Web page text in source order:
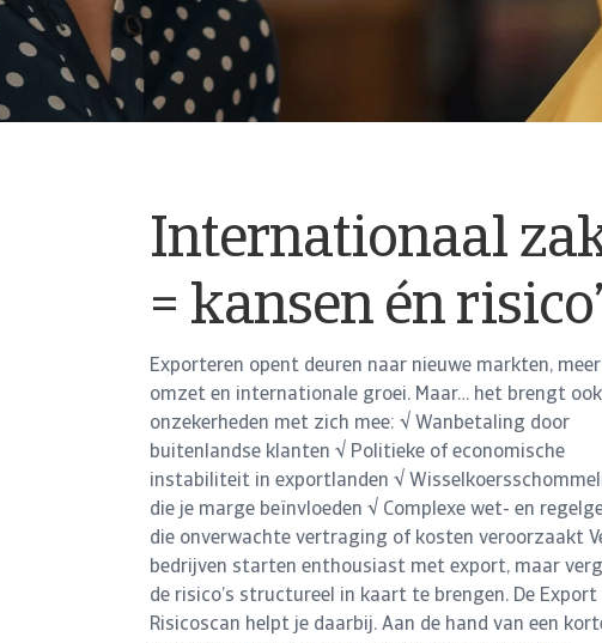
Internationaal
= kansen én
Exporteren opent deuren naar nieuwe markten, meer
omzet en internationale groei. Maar… het brengt ook
onzekerheden met zich mee: √ Wanbetaling door
buitenlandse klanten √ Politieke of economische
instabiliteit in exportlanden √
die je marge beïnvloeden √ Complexe wet- en
die onverwachte vertraging of kosten veroorzaakt
bedrijven starten enthousiast met export, maar
de risico’s structureel in kaart te brengen. De Export
Risicoscan helpt je daarbij. Aan de hand van een